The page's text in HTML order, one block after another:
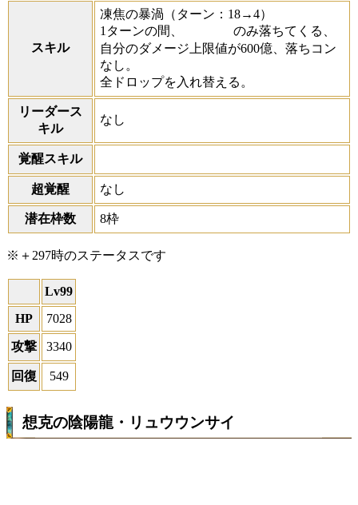
スキル
凍焦の暴渦 （ターン：18→4）
1ターンの間、
のみ落ちてくる、
自分のダメージ上限値が600億、落ちコン
なし。
全ドロップを入れ替える。
リーダース
キル
なし
覚醒スキル
超覚醒 なし
潜在枠数 8枠
※＋297時のステータスです
Lv99
HP
7028
攻撃 3340
回復 549
想克の陰陽龍・リュウウンサイ